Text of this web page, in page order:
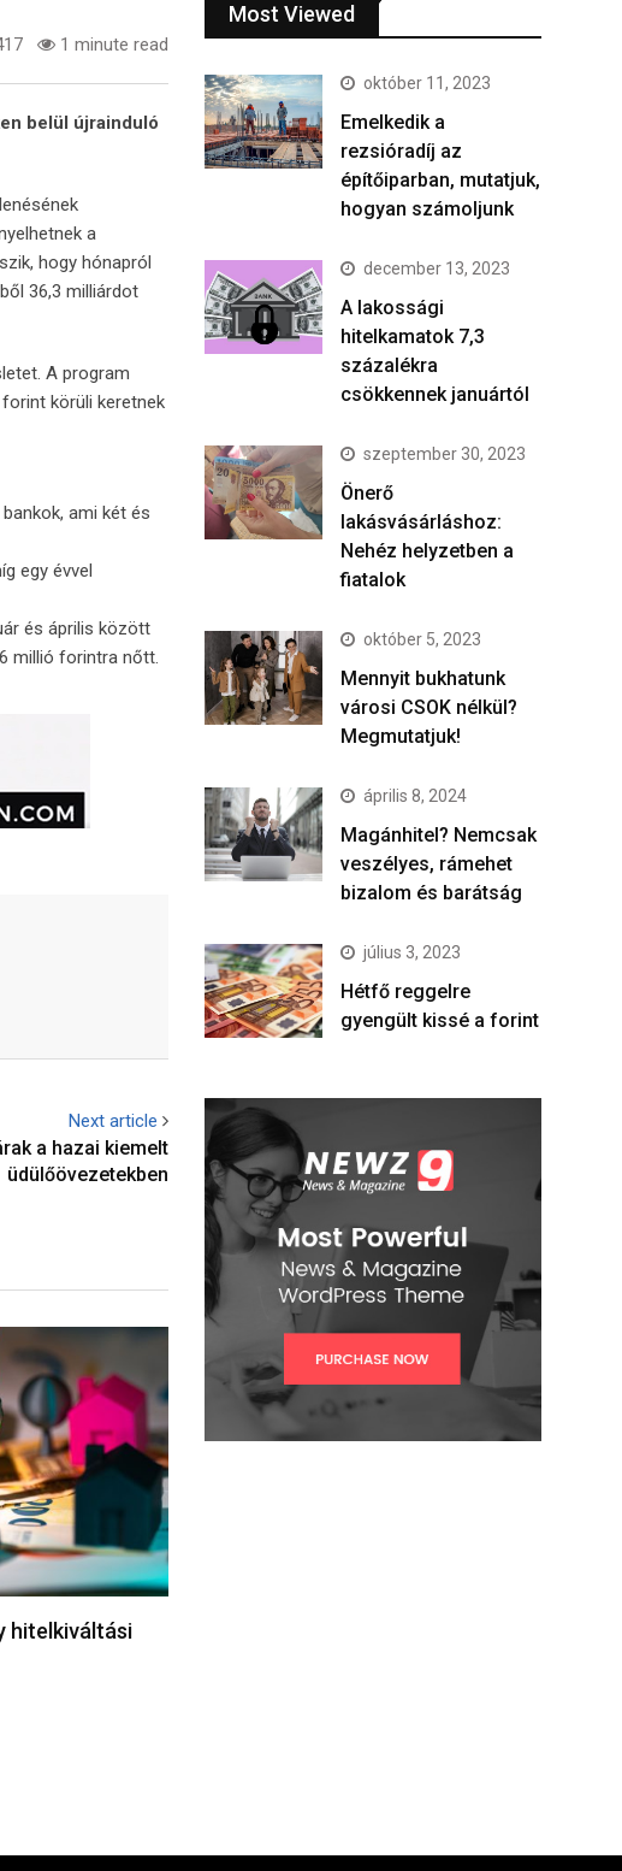
1 minute read
belül újrainduló
a
hogy hónapról
36,3 milliárdot
A program
körüli keretnek
ami két és
egy évvel
és április között
millió forintra nőtt.
Next article
a hazai kiemelt
üdülőövezetekben
hitelkiváltási
Most Viewed
október 11, 2023
Emelkedik a
rezsióradíj az
építőiparban, mutatjuk,
hogyan számoljunk
december 13, 2023
A lakossági
hitelkamatok 7,3
százalékra
csökkennek januártól
szeptember 30, 2023
Önerő
lakásvásárláshoz:
Nehéz helyzetben a
fiatalok
október 5, 2023
Mennyit bukhatunk
városi CSOK nélkül?
Megmutatjuk!
április 8, 2024
Magánhitel? Nemcsak
veszélyes, rámehet
bizalom és barátság
július 3, 2023
Hétfő reggelre
gyengült kissé a forint